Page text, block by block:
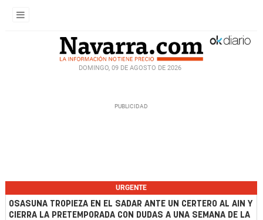
DOMINGO, 09 DE AGOSTO DE 2026
URGENTE
OSASUNA TROPIEZA EN EL SADAR ANTE UN CERTERO AL AIN Y
CIERRA LA PRETEMPORADA CON DUDAS A UNA SEMANA DE LA